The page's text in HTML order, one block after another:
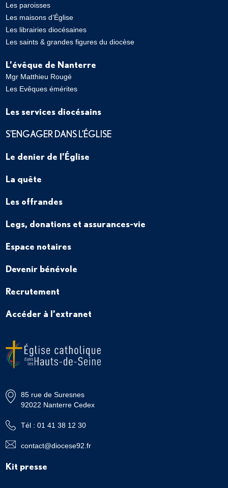
Les paroisses
Les maisons d’Église
Les librairies diocésaines
Les saints & grandes figures du diocèse
L’évêque de Nanterre
Mgr Matthieu Rougé
Les Evêques émérites
Les services diocésains
S’ENGAGER DANS L’ÉGLISE
Le denier de l’Église
La quête
Les offrandes
Legs, donations et assurances-vie
Espace notaires
Devenir bénévole
Recrutement
Accéder à l’extranet
85 rue de Suresnes
92022 Nanterre Cedex
Tél : 01 41 38 12 30
contact@diocese92.fr
Kit presse